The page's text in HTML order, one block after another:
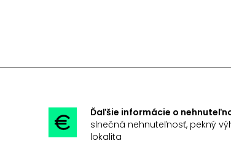
Ďaľšie informácie o
slnečná nehnuteľnosť, pekný
lokalita